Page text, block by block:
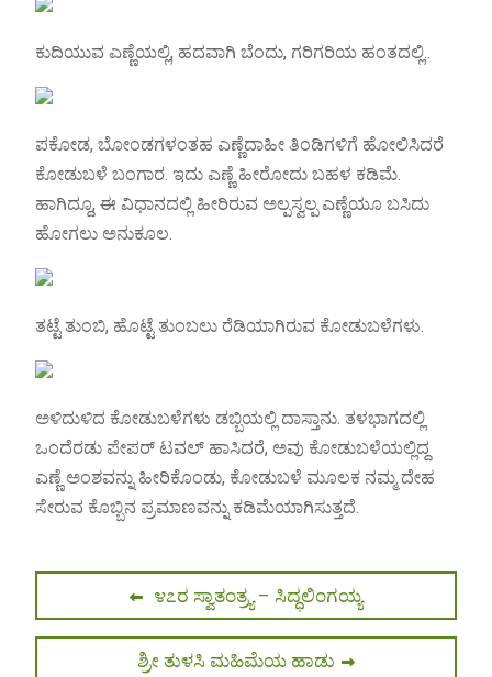
ಕುದಿಯುವ ಎಣ್ಣೆಯಲ್ಲಿ, ಹದವಾಗಿ ಬೆಂದು, ಗರಿಗರಿಯ ಹಂತದಲ್ಲಿ..
ಪಕೋಡ, ಬೋಂಡಗಳಂತಹ ಎಣ್ಣೆದಾಹೀ ತಿಂಡಿಗಳಿಗೆ ಹೋಲಿಸಿದರೆ
ಕೋಡುಬಳೆ ಬಂಗಾರ. ಇದು ಎಣ್ಣೆ ಹೀರೋದು ಬಹಳ ಕಡಿಮೆ.
ಹಾಗಿದ್ದೂ, ಈ ವಿಧಾನದಲ್ಲಿ ಹೀರಿರುವ ಅಲ್ಪಸ್ವಲ್ಪ ಎಣ್ಣೆಯೂ ಬಸಿದು
ಹೋಗಲು ಅನುಕೂಲ.
ತಟ್ಟೆ ತುಂಬಿ, ಹೊಟ್ಟೆ ತುಂಬಲು ರೆಡಿಯಾಗಿರುವ ಕೋಡುಬಳೆಗಳು.
ಅಳಿದುಳಿದ ಕೋಡುಬಳೆಗಳು ಡಬ್ಬಿಯಲ್ಲಿ ದಾಸ್ತಾನು. ತಳಭಾಗದಲ್ಲಿ
ಒಂದೆರಡು ಪೇಪರ್ ಟವಲ್ ಹಾಸಿದರೆ, ಅವು ಕೋಡುಬಳೆಯಲ್ಲಿದ್ದ
ಎಣ್ಣೆ ಅಂಶವನ್ನು ಹೀರಿಕೊಂಡು, ಕೋಡುಬಳೆ ಮೂಲಕ ನಮ್ಮ ದೇಹ
ಸೇರುವ ಕೊಬ್ಬಿನ ಪ್ರಮಾಣವನ್ನು ಕಡಿಮೆಯಾಗಿಸುತ್ತದೆ.
navigation
Previous
post:
೪೭ರ ಸ್ವಾತಂತ್ರ್ಯ – ಸಿದ್ಧಲಿಂಗಯ್ಯ
Next
ಶ್ರೀ ತುಳಸಿ ಮಹಿಮೆಯ ಹಾಡು